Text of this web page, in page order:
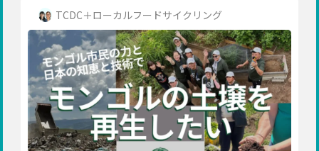
TCDC＋ローカルフードサイクリング